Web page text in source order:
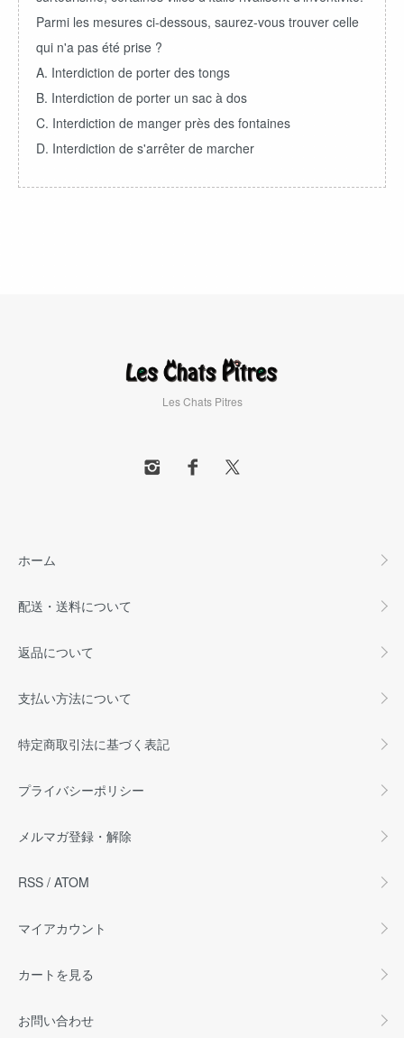
Parmi les mesures ci-dessous, saurez-vous trouver celle
qui n'a pas été prise ?
A. Interdiction de porter des tongs
B. Interdiction de porter un sac à dos
C. Interdiction de manger près des fontaines
D. Interdiction de s'arrêter de marcher
Les Chats Pitres
ホーム
配送・送料について
返品について
支払い方法について
特定商取引法に基づく表記
プライバシーポリシー
メルマガ登録・解除
RSS / ATOM
マイアカウント
カートを見る
お問い合わせ